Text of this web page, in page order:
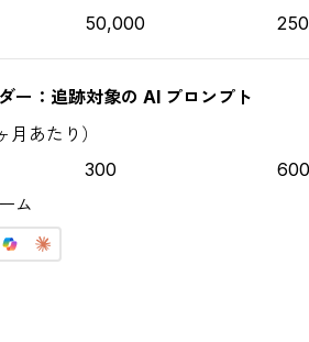
50,000
ー：追跡対象の AI プロンプト
月あたり）
300
600
ム